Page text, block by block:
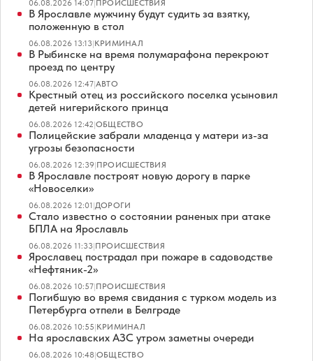
06.08.2026 14:07|ПРОИСШЕСТВИЯ
В Ярославле мужчину будут судить за взятку,
положенную в стол
06.08.2026 13:13|КРИМИНАЛ
В Рыбинске на время полумарафона перекроют
проезд по центру
06.08.2026 12:47|АВТО
Крестный отец из российского поселка усыновил
детей нигерийского принца
06.08.2026 12:42|ОБЩЕСТВО
Полицейские забрали младенца у матери из-за
угрозы безопасности
06.08.2026 12:39|ПРОИСШЕСТВИЯ
В Ярославле построят новую дорогу в парке
«Новоселки»
06.08.2026 12:01|ДОРОГИ
Стало известно о состоянии раненых при атаке
БПЛА на Ярославль
06.08.2026 11:33|ПРОИСШЕСТВИЯ
Ярославец пострадал при пожаре в садоводстве
«Нефтяник-2»
06.08.2026 10:57|ПРОИСШЕСТВИЯ
Погибшую во время свидания с турком модель из
Петербурга отпели в Белграде
06.08.2026 10:55|КРИМИНАЛ
На ярославских АЗС утром заметны очереди
06.08.2026 10:48|ОБЩЕСТВО